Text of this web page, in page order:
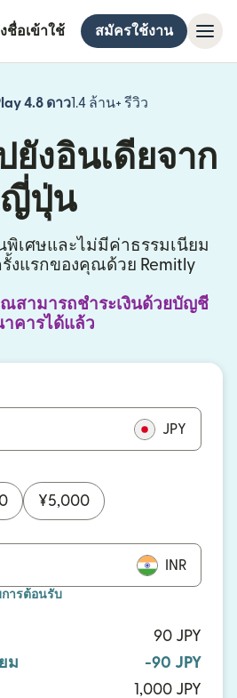
ชื่อเข้าใช้ สมัครใช้งาน
4.8 ดาว1.4 ล้าน+ รีวิว
(เปิดในหน้าต่
ยังอินเดียจาก
ญี่ปุ่น
พิเศษและไม่มีค่าธรรมเนียม
งแรกของคุณด้วย Remitly
สามารถชำระเงินด้วยบัญชี
าคารได้แล้ว
JPY
¥5,000
INR
ารต้อนรับ
90 JPY
ม
-90 JPY
1,000 JPY